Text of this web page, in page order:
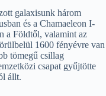
galaxisunk három
és a Chamaeleon I-
a Földtől, valamint az
1600 fényévre van
tömegű csillag
csapat gyűjtötte
állt.